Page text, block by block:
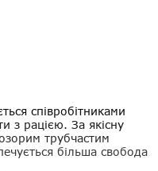
співробітниками
з рацією. За якісну
трубчастим
більша свобода